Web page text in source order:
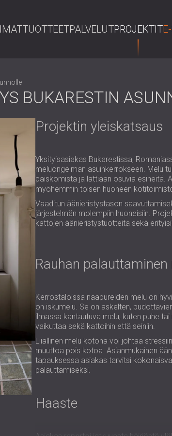
TUOTTEETPALVELUTPROJEKTIT
BUKARESTIN
Projektin yleiskatsaus
Yksityisasiakas Bukarestissa,
meluongelman asuinkerrokseen. Melu
paiskomista ja lattiaan osuvia esineitä.
myöhemmin toisen huoneen
Vaaditun äänieristystason
järjestelmän molempiin huoneisiin.
kattojen äänieristystuotteita sekä
Rauhan
Kerrostaloissa naapureiden melu on
on iskumelu. Se on askelten,
ilmassa kantautuva melu, kuten puhe
vaikuttaa sekä kattoihin että seiniin.
Liiallinen melu kotona voi johtaa
muuttoa pois kotoa. Asianmukainen
tapauksessa asiakas tarvitsi
palauttamiseksi.
Haaste